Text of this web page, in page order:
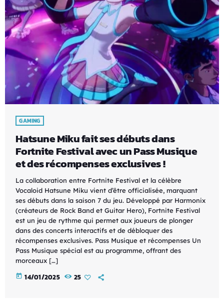
GAMING
Hatsune Miku fait ses débuts dans
Fortnite Festival avec un Pass Musique
et des récompenses exclusives !
La collaboration entre Fortnite Festival et la célèbre
Vocaloid Hatsune Miku vient d’être officialisée, marquant
ses débuts dans la saison 7 du jeu. Développé par Harmonix
(créateurs de Rock Band et Guitar Hero), Fortnite Festival
est un jeu de rythme qui permet aux joueurs de plonger
dans des concerts interactifs et de débloquer des
récompenses exclusives. Pass Musique et récompenses Un
Pass Musique spécial est au programme, offrant des
morceaux […]
today 14/01/2025 25